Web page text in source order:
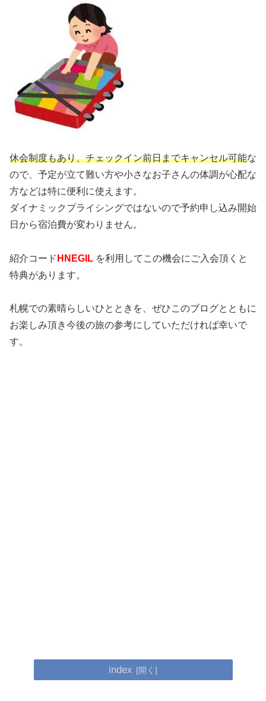
休会制度もあり、チェックイン前日までキャンセル可能な
ので、予定が立て難い方や小さなお子さんの体調が心配な
方などは特に便利に使えます。
ダイナミックプライシングではないので予約申し込み開始
日から宿泊費が変わりません。
紹介コード HNEGIL を利用してこの機会にご入会頂くと
特典があります。
札幌での素晴らしいひとときを、ぜひこのブログとともに
お楽しみ頂き今後の旅の参考にしていただければ幸いで
す。
index